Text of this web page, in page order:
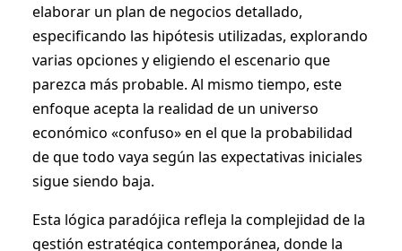
elaborar un plan de negocios detallado,
especificando las hipótesis utilizadas, explorando
varias opciones y eligiendo el escenario que
parezca más probable. Al mismo tiempo, este
enfoque acepta la realidad de un universo
económico «confuso» en el que la probabilidad
de que todo vaya según las expectativas iniciales
sigue siendo baja.
Esta lógica paradójica refleja la complejidad de la
gestión estratégica contemporánea, donde la